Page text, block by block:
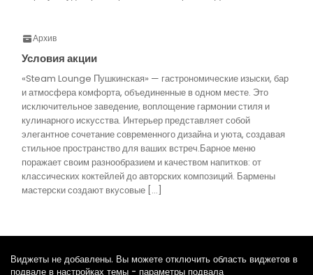
Архив
Условия акции
«Steam Lounge Пушкинская» — гастрономические изыски, бар
и атмосфера комфорта, объединенные в одном месте. Это
исключительное заведение, воплощение гармонии стиля и
кулинарного искусства. Интерьер представляет собой
элегантное сочетание современного дизайна и уюта, создавая
стильное пространство для ваших встреч.Барное меню
поражает своим разнообразием и качеством напитков: от
классических коктейлей до авторских композиций. Бармены
мастерски создают вкусовые […]
Виджеты не добавлены. Вы можете отключить область виджетов в
подвале в настройках темы - параметры подвала